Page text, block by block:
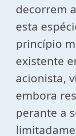
decorrem
esta
princípio
existente
acionista,
embora
perante a